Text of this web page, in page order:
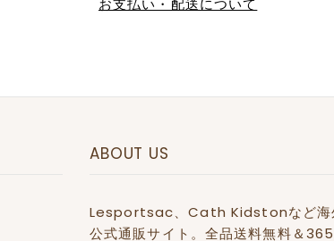
お支払い・配送について
ABOUT US
Lesportsac、Cath Kidstonなど海
公式通販サイト。全品送料無料＆